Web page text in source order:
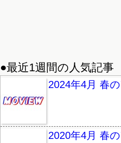
●最近1週間の人気記事
2024年4月 春
2020年4月 春